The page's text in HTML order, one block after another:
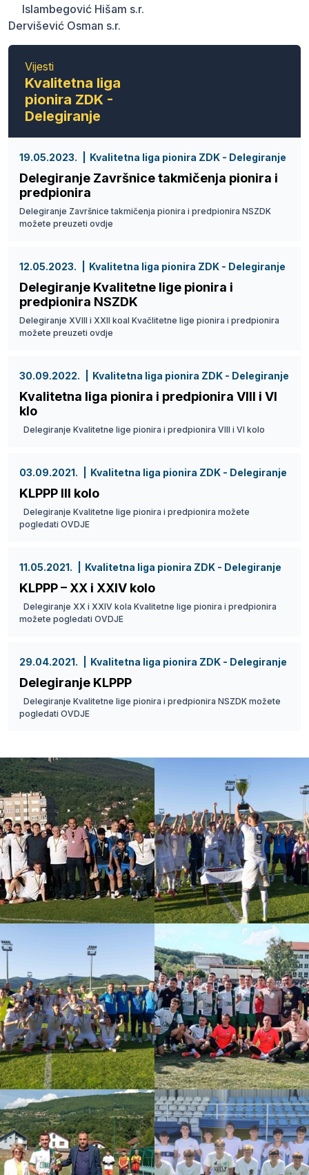
Islambegović Hišam s.r.
Dervišević Osman s.r.
Vijesti
Kvalitetna liga
pionira ZDK -
Delegiranje
19.05.2023. Kvalitetna liga pionira ZDK - Delegiranje
Delegiranje Završnice takmičenja pionira i
predpionira
Delegiranje Završnice takmičenja pionira i predpionira NSZDK
možete preuzeti ovdje
12.05.2023. Kvalitetna liga pionira ZDK - Delegiranje
Delegiranje Kvalitetne lige pionira i
predpionira NSZDK
Delegiranje XVIII i XXII koal Kvačlitetne lige pionira i predpionira
možete preuzeti ovdje
30.09.2022. Kvalitetna liga pionira ZDK - Delegiranje
Kvalitetna liga pionira i predpionira VIII i VI
klo
Delegiranje Kvalitetne lige pionira i predpionira VIII i VI kolo
03.09.2021. Kvalitetna liga pionira ZDK - Delegiranje
KLPPP III kolo
Delegiranje Kvalitetne lige pionira i predpionira možete
pogledati OVDJE
11.05.2021. Kvalitetna liga pionira ZDK - Delegiranje
KLPPP – XX i XXIV kolo
Delegiranje XX i XXIV kola Kvalitetne lige pionira i predpionira
možete pogledati OVDJE
29.04.2021. Kvalitetna liga pionira ZDK - Delegiranje
Delegiranje KLPPP
Delegiranje Kvalitetne lige pionira i predpionira NSZDK možete
pogledati OVDJE